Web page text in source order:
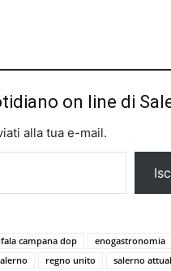
on line di
alla tua e-mail.
campana dop
enogastronomia
regno unito salerno